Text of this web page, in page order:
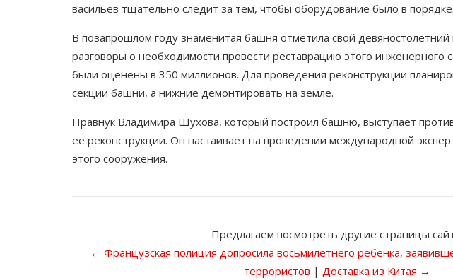
васильев тщательно следит за тем, чтобы оборудование было в порядке.
В позапрошлом году знаменитая башня отметила свой
разговоры о необходимости провести реставрацию этого инженерного
были оценены в 350 миллионов. Для проведения реконструкции
секции башни, а нижние демонтировать на земле.
Правнук Владимира Шухова, который построил башню, выступает
ее реконструкции. Он настаивает на проведении международной
этого сооружения.
Предлагаем посмотреть другие страницы
← Французская полиция допросила восьмилетнего ребенка,
террористов | Доставка из Китая →